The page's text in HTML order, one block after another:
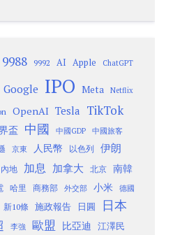
9988 9992 AI Apple ChatGPT
Google IPO Meta Netflix
OpenAI Tesla TikTok
盃 中國 中國GDP 中國旅客
京東 人民幣 以色列 伊朗
內地 加息 加拿大 北京
南韓
哈里 商務部 外交部 小米 德國
新10條 施政報告 日圓 日本
李強 歐盟 比亞迪 江澤民